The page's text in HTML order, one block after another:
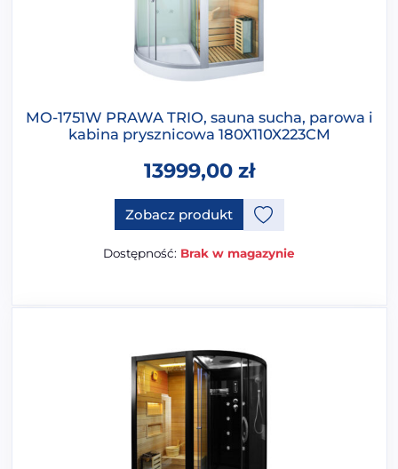
MO-1751W PRAWA TRIO, sauna sucha, parowa i
kabina prysznicowa 180X110X223CM
13999,00 zł
Zobacz produkt
Dostępność: Brak w magazynie